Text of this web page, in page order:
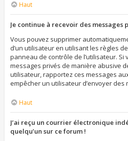
Haut
Je continue à recevoir des messages
Vous pouvez supprimer
d’un utilisateur en utilisant les règles
panneau de contrôle de l’utilisateur. Si
messages privés de manière abusive
utilisateur, rapportez ces messages
empêcher un utilisateur d’envoyer des
Haut
J’ai reçu un courrier électronique
quelqu’un sur ce forum !